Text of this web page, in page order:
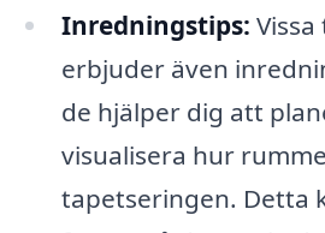
Inredningstips:
erbjuder även
de hjälper dig att
visualisera hur
tapetseringen. Detta